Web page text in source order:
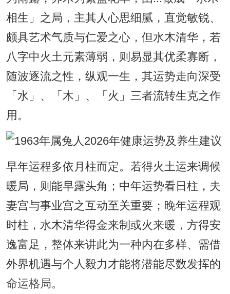
相生」之局，主其人心思细腻，直觉敏锐、
颇具艺术气质与仁爱之心，但水木清华，若
八字中火土元素薄弱，则易显其优柔寡断，
随波逐流之性，纵观一生，其运势走向深受
「水」、「木」、「火」三者流转生克之作
用。
早年运程多依月柱而定。若得火土运来调候
暖局，则能早露头角；中年运势看日柱，夫
妻宫与事业宫之互动至关重要；晚年运程观
时柱，水木清华得金来制或火来暖，方得安
逸富足，整体来讲此为一种内在多样、需借
外界机遇与个人毅力才能将潜能尽数发挥的
命运格局。